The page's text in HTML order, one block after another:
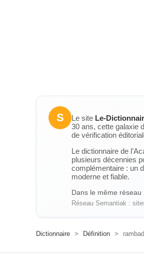
S Le site Le-
30 ans, cette galaxie
de vérification
Le dictionnaire de
plusieurs décennies
complémentaire : un
moderne et fiable.
Dans le même réseau
Réseau Semantiak :
Dictionnaire > Définition >